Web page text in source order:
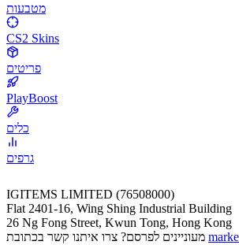
מטבעות
CS2 Skins
פריטים
PlayBoost
כלים
גרפים
IGITEMS LIMITED (76508000)
Flat 2401-16, Wing Shing Industrial Building
26 Ng Fong Street, Kwun Tong, Hong Kong